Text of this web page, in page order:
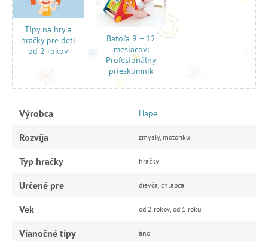
Tipy na hry a
hračky pre deti
od 2 rokov
Batoľa 9 – 12
mesiacov:
Profesionálny
prieskumník
Výrobca Hape
Rozvíja zmysly, motoriku
Typ hračky hračky
Určené pre dievča, chlapca
Vek od 2 rokov, od 1 roku
Vianočné tipy áno